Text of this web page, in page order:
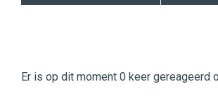
|
Digital
Er is op dit moment 0 keer gereageerd